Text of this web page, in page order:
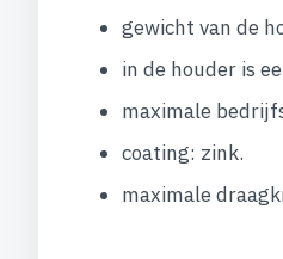
gewicht van de
in de houder is
maximale
coating: zink.
maximale